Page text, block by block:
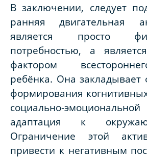
В заключении, следует
ранняя двигательная
является просто
потребностью, а
фактором
ребёнка. Она закладывает
формирования
социально-
адаптация к
Ограничение этой
привести к негативным